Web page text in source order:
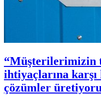
“Müşterilerimizin
ihtiyaçlarına karşı
çözümler